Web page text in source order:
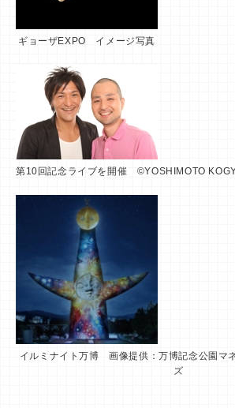
ギョーザEXPO イメージ写真
第10回記念ライブを開催 ©YOSHIMOTO
イルミナイト万博 画像提供：万博記念公園マ
ズ